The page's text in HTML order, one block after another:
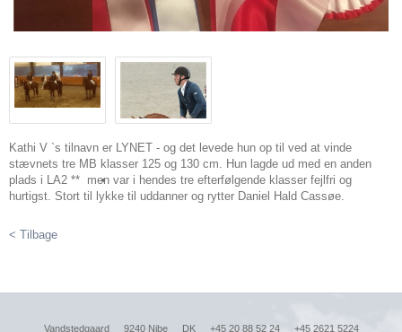
Kathi V `s tilnavn er LYNET - og det levede hun op til ved at vinde
stævnets tre MB klasser 125 og 130 cm. Hun lagde ud med en anden
plads i LA2 ** men var i hendes tre efterfølgende klasser fejlfri og
hurtigst. Stort til lykke til uddanner og rytter Daniel Hald Cassøe.
< Tilbage
Vandstedgaard 9240 Nibe DK +45 20 88 52 24 +45 2621 5224